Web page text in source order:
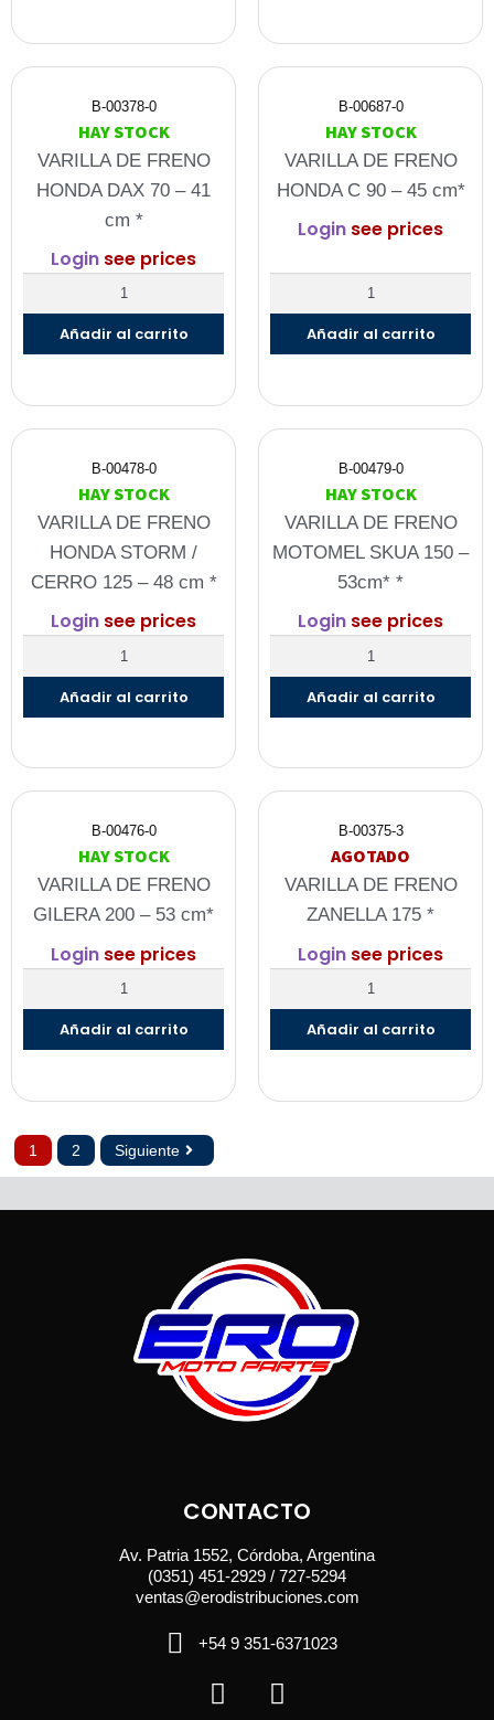
B-00378-0
HAY STOCK
VARILLA DE FRENO
HONDA DAX 70 – 41
cm *
Login see prices
Añadir al carrito
B-00687-0
HAY STOCK
VARILLA DE FRENO
HONDA C 90 – 45 cm*
Login see prices
Añadir al carrito
B-00478-0
HAY STOCK
VARILLA DE FRENO
HONDA STORM /
CERRO 125 – 48 cm *
Login see prices
Añadir al carrito
B-00479-0
HAY STOCK
VARILLA DE FRENO
MOTOMEL SKUA 150 –
53cm* *
Login see prices
Añadir al carrito
B-00476-0
HAY STOCK
VARILLA DE FRENO
GILERA 200 – 53 cm*
Login see prices
Añadir al carrito
B-00375-3
AGOTADO
VARILLA DE FRENO
ZANELLA 175 *
Login see prices
Añadir al carrito
1 2 Siguiente
CONTACTO
Av. Patria 1552, Córdoba, Argentina
(0351) 451-2929 / 727-5294
ventas@erodistribuciones.com
+54 9 351-6371023